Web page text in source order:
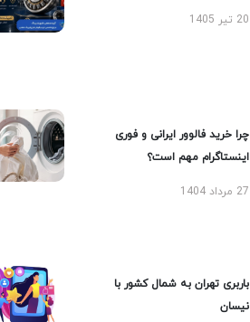
20 تیر 1405
چرا خرید فالوور ایرانی و فوری
اینستاگرام مهم است؟
27 مرداد 1404
باربری تهران به شمال کشور با
نیسان